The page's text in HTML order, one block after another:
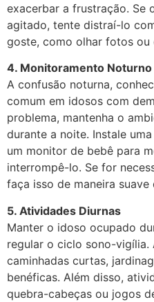
exacerbar a frustração. Se
agitado, tente distraí-lo
goste, como olhar fotos ou
4. Monitoramento Noturno
A confusão noturna,
comum em idosos com
problema, mantenha o
durante a noite. Instale
um monitor de bebê para
interrompê-lo. Se for
faça isso de maneira suave
5. Atividades Diurnas
Manter o idoso ocupado
regular o ciclo sono-vigília.
caminhadas curtas,
benéficas. Além disso,
quebra-cabeças ou jogos